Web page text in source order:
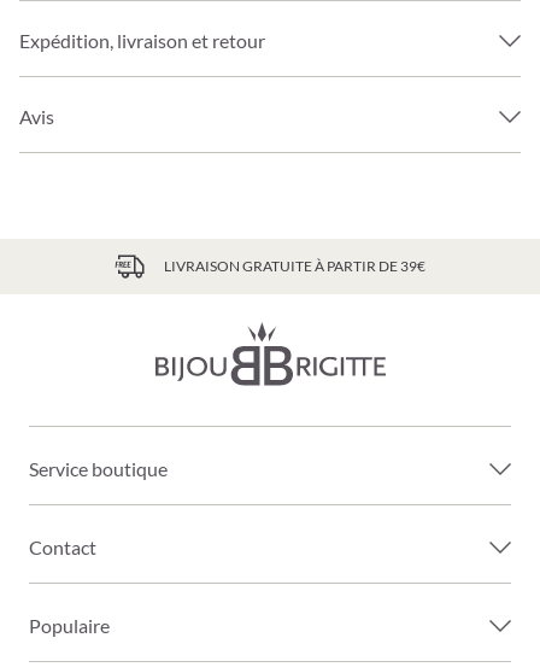
Expédition, livraison et retour
Avis
LIVRAISON GRATUITE À PARTIR DE 39€
Service boutique
Contact
Populaire